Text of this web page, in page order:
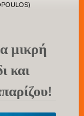
μικρή
και